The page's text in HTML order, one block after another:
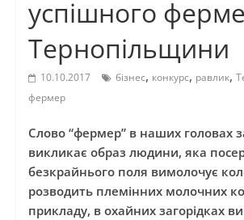
успішного
Тернопільщини
10.10.2017 бізнес, конкурс, равлик,
фермер
Слово “фермер” в наших головах
викликає образ людини, яка
безкрайнього поля вимолочує
розводить племінних молочних
прикладу, в охайних загорідках